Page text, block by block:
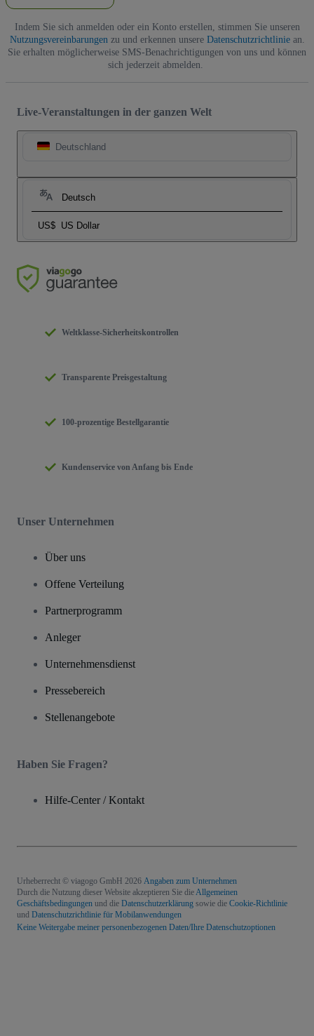
Indem Sie sich anmelden oder ein Konto erstellen, stimmen Sie unseren
Nutzungsvereinbarungenzu und erkennen unsere Datenschutzrichtliniean.
Sie erhalten möglicherweise SMS-Benachrichtigungen von uns und können
sich jederzeit abmelden.
Live-Veranstaltungen in der ganzen Welt
Deutschland
Deutsch
US$ US Dollar
Weltklasse-Sicherheitskontrollen
Transparente Preisgestaltung
100-prozentige Bestellgarantie
Kundenservice von Anfang bis Ende
Unser Unternehmen
Über uns
Offene Verteilung
Partnerprogramm
Anleger
Unternehmensdienst
Pressebereich
Stellenangebote
Haben Sie Fragen?
Hilfe-Center / Kontakt
Urheberrecht © viagogo GmbH 2026 Angaben zum Unternehmen
Durch die Nutzung dieser Website akzeptieren Sie dieAllgemeinen
Geschäftsbedingungen und die Datenschutzerklärung sowie die Cookie-Richtlinie
und Datenschutzrichtlinie für Mobilanwendungen
Keine Weitergabe meiner personenbezogenen Daten/Ihre Datenschutzoptionen